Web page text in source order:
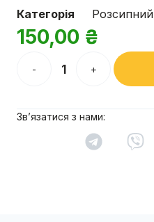
Категорія
Розсипний
150,00 ₴
- +
Зв’язатися з нами: